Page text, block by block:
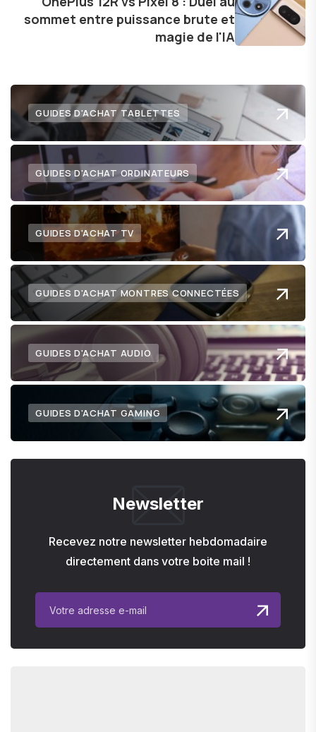
technologie me permet de présenter aux
lecteurs un aperçu captivant de ce que le futur
sommet entre puissance brute et
magie de l'IA
GUIDES D'ACHAT TABLETTES
GUIDES D'ACHAT ORDINATEURS
GUIDES D'ACHAT TV
GUIDES D'ACHAT MONTRES CONNECTÉES
GUIDES D'ACHAT AUDIO
GUIDES D'ACHAT GAMING
Newsletter
Recevez notre newsletter hebdomadaire
directement dans votre boite mail !